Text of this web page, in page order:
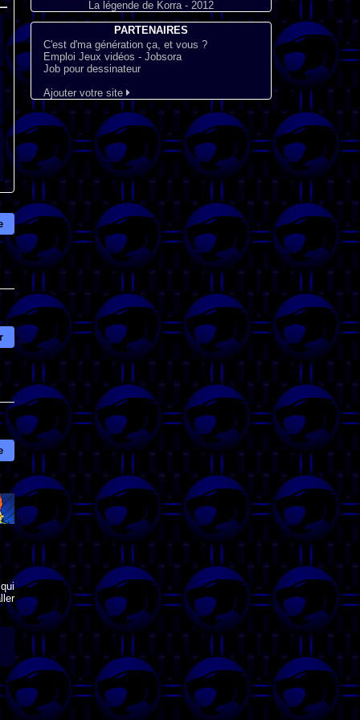
La légende de Korra - 2012
PARTENAIRES
C'est d'ma génération ça, et vous ?
Emploi Jeux vidéos - Jobsora
Job pour dessinateur
Ajouter votre site